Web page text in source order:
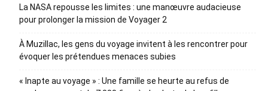
La NASA repousse les limites : une manœuvre audacieuse
pour prolonger la mission de Voyager 2
À Muzillac, les gens du voyage invitent à les rencontrer pour
évoquer les prétendues menaces subies
« Inapte au voyage » : Une famille se heurte au refus de